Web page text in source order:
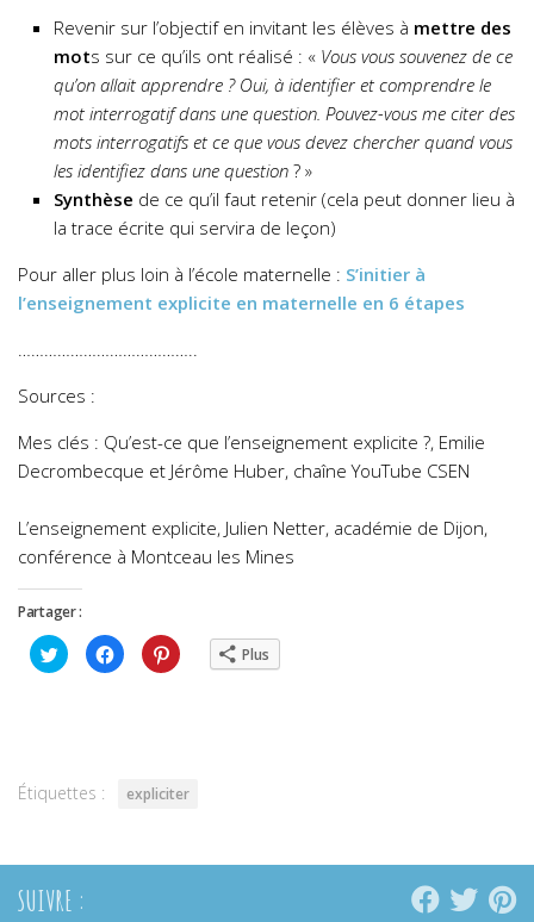
Revenir sur l’objectif en invitant les élèves à mettre des
mots sur ce qu’ils ont réalisé : « Vous vous souvenez de ce
qu’on allait apprendre ? Oui, à identifier et comprendre le
mot interrogatif dans une question. Pouvez-vous me citer des
mots interrogatifs et ce que vous devez chercher quand vous
les identifiez dans une question ? »
Synthèse de ce qu’il faut retenir (cela peut donner lieu à
la trace écrite qui servira de leçon)
Pour aller plus loin à l’école maternelle : S’initier à
l’enseignement explicite en maternelle en 6 étapes
…………………………………..
Sources :
Mes clés : Qu’est-ce que l’enseignement explicite ?, Emilie
Decrombecque et Jérôme Huber, chaîne YouTube CSEN
L’enseignement explicite, Julien Netter, académie de Dijon,
conférence à Montceau les Mines
Partager :
Cliquez
pour
partager
Cliquez
pour
partager
Cliquez
pour Plus
Étiquettes : expliciter
SUIVRE :